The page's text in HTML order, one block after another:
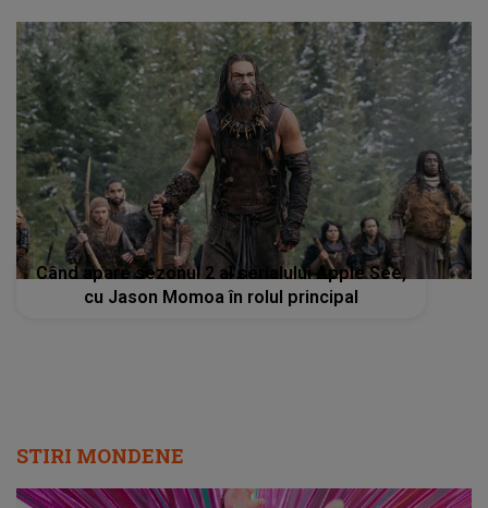
Când apare sezonul 2 al serialului Apple See,
cu Jason Momoa în rolul principal
STIRI MONDENE